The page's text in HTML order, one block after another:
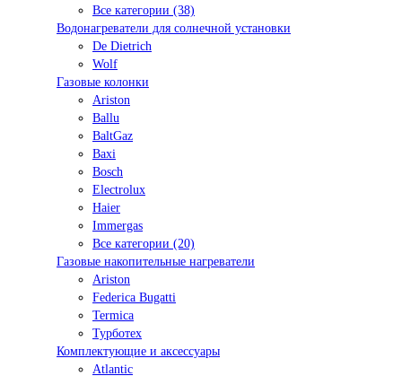
Все категории (38)
Водонагреватели для солнечной установки
De Dietrich
Wolf
Газовые колонки
Ariston
Ballu
BaltGaz
Baxi
Bosсh
Electrolux
Haier
Immergas
Все категории (20)
Газовые накопительные нагреватели
Ariston
Federica Bugatti
Termica
Турботех
Комплектующие и аксессуары
Atlantic